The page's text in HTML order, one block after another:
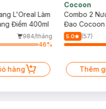
L'Oreal Làm
Điểm 400ml
984/tháng
46%
hàng
Cocoon
Combo 2
Đao Cocoon
Giảm Dầu
5.0 (57)
Thêm